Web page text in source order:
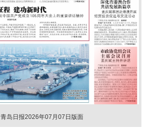
青岛日报2026年07月07日版面